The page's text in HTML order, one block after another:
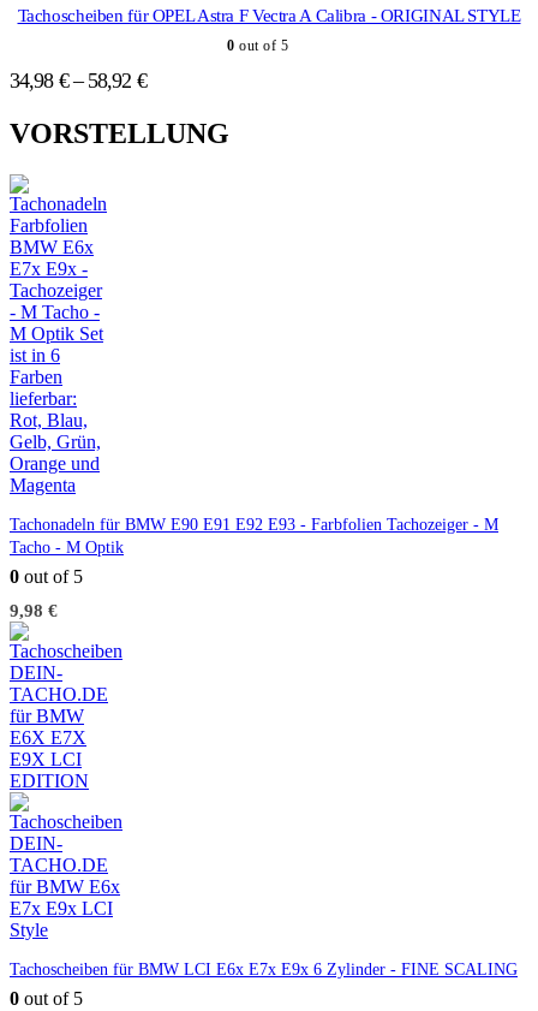
Varianten
Optionen
können
auf
der
gewählt
werden
Varianten
Optionen
können
auf
der
gewählt
werden
Tachoscheiben für OPEL Astra F Vectra A Calibra - ORIGINAL STYLE
0 out of 5
34,98 €–58,92 €
VORSTELLUNG
Tachonadeln für BMW E90 E91 E92 E93 - Farbfolien Tachozeiger - M
Tacho - M Optik
0 out of 5
9,98 €
Tachoscheiben für BMW LCI E6x E7x E9x 6 Zylinder - FINE SCALING
0 out of 5